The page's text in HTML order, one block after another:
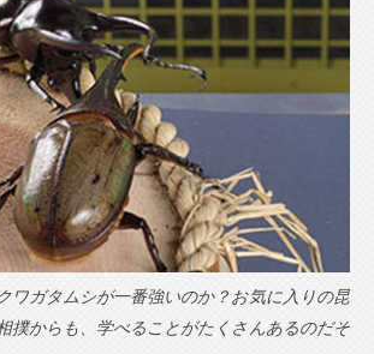
ワガタムシが一番強いのか？お気に入りの昆
撲からも、学べることがたくさんあるのだそ